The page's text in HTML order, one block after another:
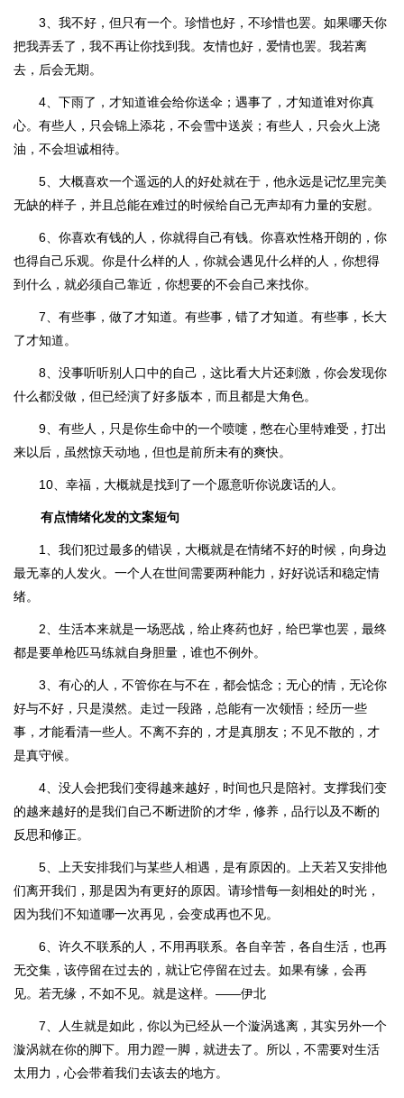
3、我不好，但只有一个。珍惜也好，不珍惜也罢。如果哪天你
把我弄丢了，我不再让你找到我。友情也好，爱情也罢。我若离
去，后会无期。
4、下雨了，才知道谁会给你送伞；遇事了，才知道谁对你真
心。有些人，只会锦上添花，不会雪中送炭；有些人，只会火上浇
油，不会坦诚相待。
5、大概喜欢一个遥远的人的好处就在于，他永远是记忆里完美
无缺的样子，并且总能在难过的时候给自己无声却有力量的安慰。
6、你喜欢有钱的人，你就得自己有钱。你喜欢性格开朗的，你
也得自己乐观。你是什么样的人，你就会遇见什么样的人，你想得
到什么，就必须自己靠近，你想要的不会自己来找你。
7、有些事，做了才知道。有些事，错了才知道。有些事，长大
了才知道。
8、没事听听别人口中的自己，这比看大片还刺激，你会发现你
什么都没做，但已经演了好多版本，而且都是大角色。
9、有些人，只是你生命中的一个喷嚏，憋在心里特难受，打出
来以后，虽然惊天动地，但也是前所未有的爽快。
10、幸福，大概就是找到了一个愿意听你说废话的人。
有点情绪化发的文案短句
1、我们犯过最多的错误，大概就是在情绪不好的时候，向身边
最无辜的人发火。一个人在世间需要两种能力，好好说话和稳定情
绪。
2、生活本来就是一场恶战，给止疼药也好，给巴掌也罢，最终
都是要单枪匹马练就自身胆量，谁也不例外。
3、有心的人，不管你在与不在，都会惦念；无心的情，无论你
好与不好，只是漠然。走过一段路，总能有一次领悟；经历一些
事，才能看清一些人。不离不弃的，才是真朋友；不见不散的，才
是真守候。
4、没人会把我们变得越来越好，时间也只是陪衬。支撑我们变
的越来越好的是我们自己不断进阶的才华，修养，品行以及不断的
反思和修正。
5、上天安排我们与某些人相遇，是有原因的。上天若又安排他
们离开我们，那是因为有更好的原因。请珍惜每一刻相处的时光，
因为我们不知道哪一次再见，会变成再也不见。
6、许久不联系的人，不用再联系。各自辛苦，各自生活，也再
无交集，该停留在过去的，就让它停留在过去。如果有缘，会再
见。若无缘，不如不见。就是这样。——伊北
7、人生就是如此，你以为已经从一个漩涡逃离，其实另外一个
漩涡就在你的脚下。用力蹬一脚，就进去了。所以，不需要对生活
太用力，心会带着我们去该去的地方。